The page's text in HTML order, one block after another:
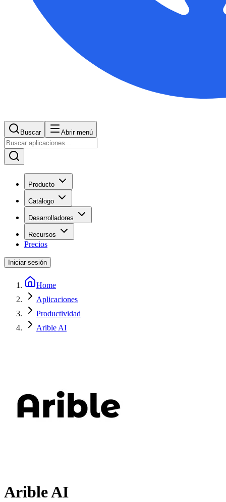
Buscar Abrir menú
Producto
Catálogo
Desarrolladores
Recursos
Precios
Iniciar sesión
Home
Aplicaciones
Productividad
Arible AI
Arible AI